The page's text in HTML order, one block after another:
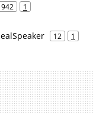
942 1
12 1